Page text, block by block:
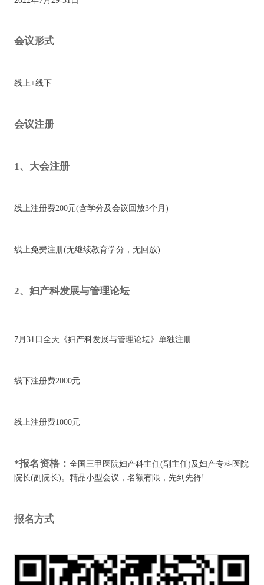
会议形式
线上+线下
会议注册
1、大会注册
线上注册费200元(含学分及会议回放3个月)
线上免费注册(无继续教育学分，无回放)
2、妇产科发展与管理论坛
7月31日全天《妇产科发展与管理论坛》单独注册
线下注册费2000元
线上注册费1000元
*报名资格： 全国三甲医院妇产科主任(副主任)及妇产专科医院
院长(副院长)。精品小型会议，名额有限，先到先得!
报名方式